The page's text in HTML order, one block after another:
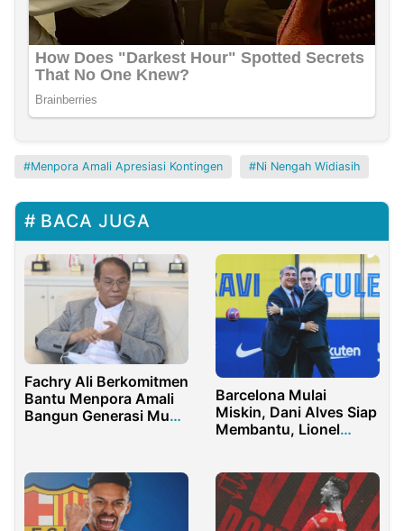
Menpora Amali Apresiasi Kontingen Ni Nengah Widiasih
BACA JUGA
Fachry Ali Berkomitmen
Bantu Menpora Amali
Bangun Generasi Muda
Barcelona Mulai
Miskin, Dani Alves Siap
Membantu, Lionel